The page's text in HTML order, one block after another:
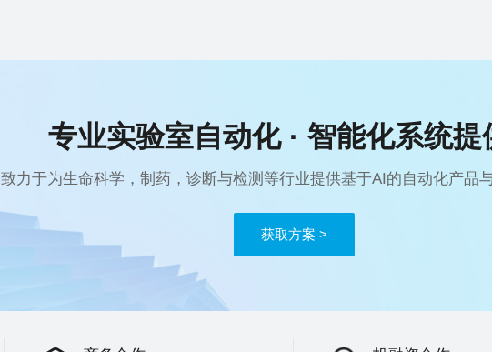
专业实验室自动化 · 智能化系统提
致力于为生命科学，制药，诊断与检测等行业提供基于AI的自动化产品
获取方案 >